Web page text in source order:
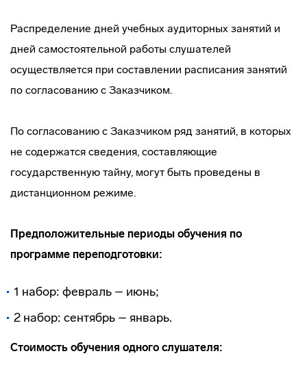
Распределение дней учебных аудиторных занятий и
дней самостоятельной работы слушателей
осуществляется при составлении расписания занятий
по согласованию с Заказчиком.
По согласованию с Заказчиком ряд занятий, в которых
не содержатся сведения, составляющие
государственную тайну, могут быть проведены в
дистанционном режиме.
Предположительные периоды обучения по
программе переподготовки:
1 набор: февраль – июнь;
2 набор: сентябрь – январь.
Стоимость обучения одного слушателя: